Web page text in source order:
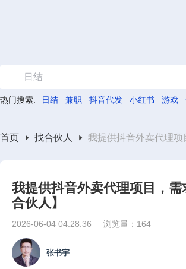
日结
热门搜索: 日结 兼职 抖音代发 小红书 游戏
首页 找合伙人 我提供抖音外卖代理
我提供抖音外卖代理项目，
合伙人】
2026-06-04 04:28:36 浏览量：164
张书宇